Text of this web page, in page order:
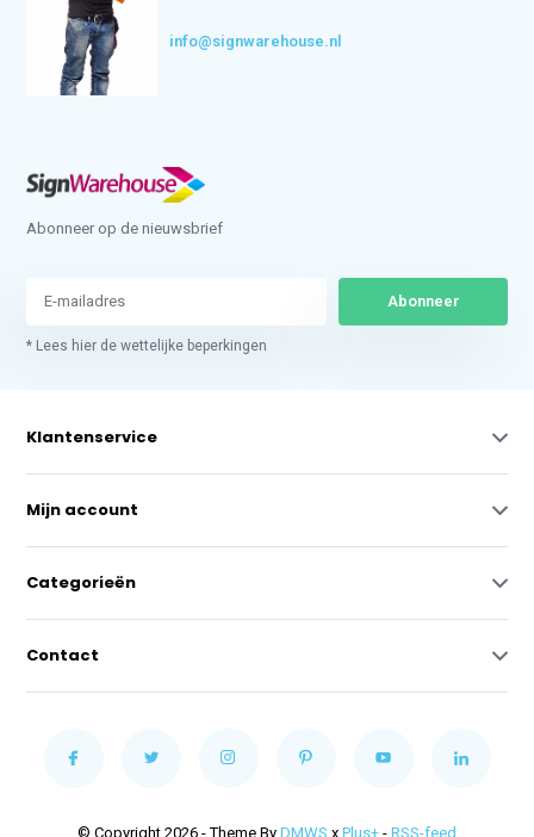
info@signwarehouse.nl
Abonneer op de nieuwsbrief
Abonneer
* Lees hier de wettelijke beperkingen
Klantenservice
Mijn account
Categorieën
Contact
© Copyright 2026 - Theme By DMWS x Plus+ - RSS-feed